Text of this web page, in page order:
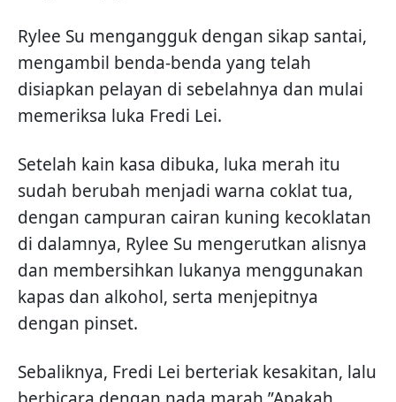
Rylee Su mengangguk dengan sikap santai,
mengambil benda-benda yang telah
disiapkan pelayan di sebelahnya dan mulai
memeriksa luka Fredi Lei.
Setelah kain kasa dibuka, luka merah itu
sudah berubah menjadi warna coklat tua,
dengan campuran cairan kuning kecoklatan
di dalamnya, Rylee Su mengerutkan alisnya
dan membersihkan lukanya menggunakan
kapas dan alkohol, serta menjepitnya
dengan pinset.
Sebaliknya, Fredi Lei berteriak kesakitan, lalu